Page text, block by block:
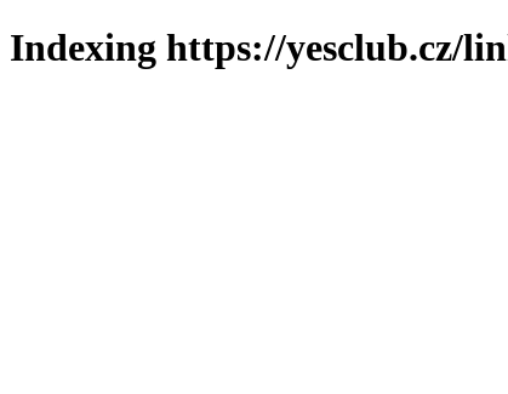
Indexing https://yesclub.cz/